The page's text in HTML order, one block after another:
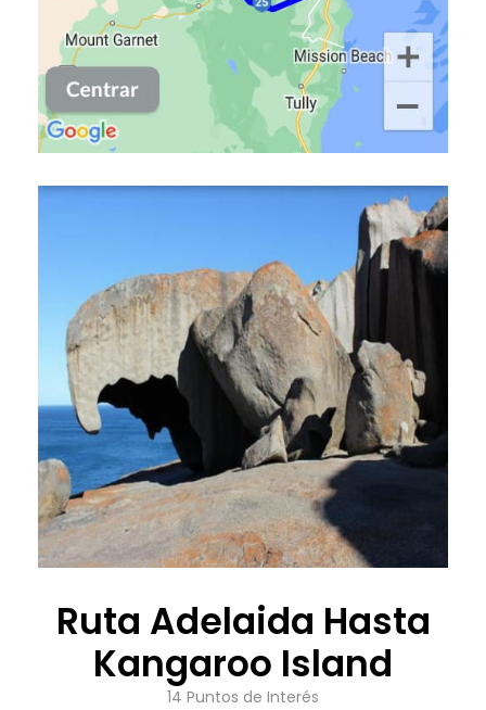
Ruta Adelaida Hasta
Kangaroo Island
14 Puntos de Interés